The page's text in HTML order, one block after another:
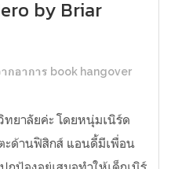
by Briar
กอาการ book hangover
ทยาลัยค่ะ โดยหนุ่มเนิร์ด
ะด้านฟิสิกส์ แอนดี้มีเพื่อน